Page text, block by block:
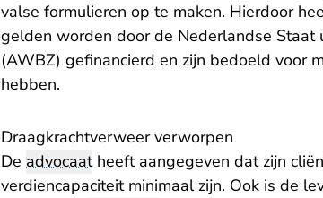
valse formulieren op te maken. Hierdoor
gelden worden door de Nederlandse
(AWBZ) gefinancierd en zijn bedoeld voor
hebben.
Draagkrachtverweer verworpen
De advocaatheeft aangegeven dat zijn
verdiencapaciteit minimaal zijn. Ook is de